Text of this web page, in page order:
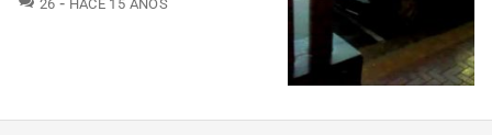
26 HACE 15 AÑOS